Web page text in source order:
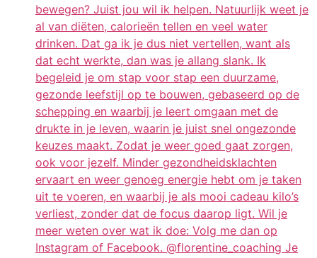
bewegen? Juist jou wil ik helpen. Natuurlijk weet je
al van diëten, calorieën tellen en veel water
drinken. Dat ga ik je dus niet vertellen, want als
dat echt werkte, dan was je allang slank. Ik
begeleid je om stap voor stap een duurzame,
gezonde leefstijl op te bouwen, gebaseerd op de
schepping en waarbij je leert omgaan met de
drukte in je leven, waarin je juist snel ongezonde
keuzes maakt. Zodat je weer goed gaat zorgen,
ook voor jezelf. Minder gezondheidsklachten
ervaart en weer genoeg energie hebt om je taken
uit te voeren, en waarbij je als mooi cadeau kilo’s
verliest, zonder dat de focus daarop ligt. Wil je
meer weten over wat ik doe: Volg me dan op
Instagram of Facebook. @florentine_coaching Je